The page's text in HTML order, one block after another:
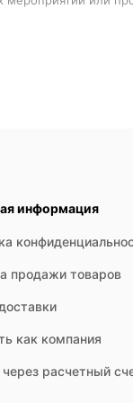
от вина до
информация
продажи товаров
как компания
расчетный